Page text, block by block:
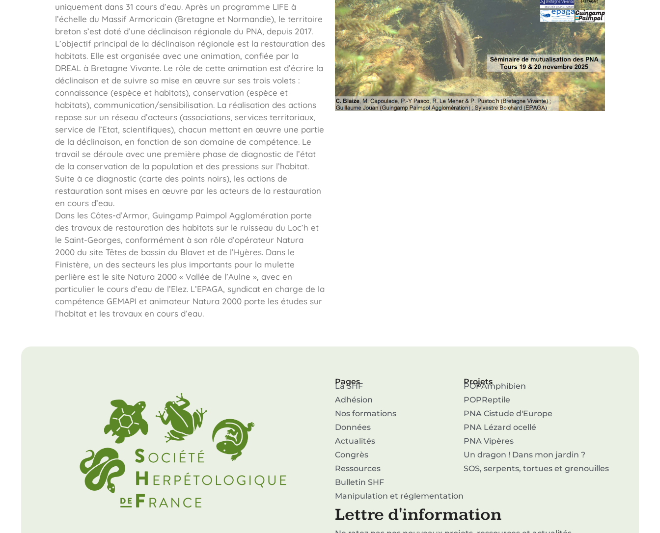
uniquement dans 31 cours d’eau. Après un programme LIFE à
l’échelle du Massif Armoricain (Bretagne et Normandie), le territoire
breton s’est doté d’une déclinaison régionale du PNA, depuis 2017.
L’objectif principal de la déclinaison régionale est la restauration des
habitats. Elle est organisée avec une animation, confiée par la
DREAL à Bretagne Vivante. Le rôle de cette animation est d’écrire la
déclinaison et de suivre sa mise en œuvre sur ses trois volets :
connaissance (espèce et habitats), conservation (espèce et
habitats), communication/sensibilisation. La réalisation des actions
repose sur un réseau d’acteurs (associations, services territoriaux,
service de l’Etat, scientifiques), chacun mettant en œuvre une partie
de la déclinaison, en fonction de son domaine de compétence. Le
travail se déroule avec une première phase de diagnostic de l’état
de la conservation de la population et des pressions sur l’habitat.
Suite à ce diagnostic (carte des points noirs), les actions de
restauration sont mises en œuvre par les acteurs de la restauration
en cours d’eau.
Dans les Côtes-d’Armor, Guingamp Paimpol Agglomération porte
des travaux de restauration des habitats sur le ruisseau du Loc’h et
le Saint-Georges, conformément à son rôle d’opérateur Natura
2000 du site Têtes de bassin du Blavet et de l’Hyères. Dans le
Finistère, un des secteurs les plus importants pour la mulette
perlière est le site Natura 2000 « Vallée de l’Aulne », avec en
particulier le cours d’eau de l’Elez. L’EPAGA, syndicat en charge de la
compétence GEMAPI et animateur Natura 2000 porte les études sur
l’habitat et les travaux en cours d’eau.
Pages
La SHF
Adhésion
Nos formations
Données
Actualités
Congrès
Ressources
Bulletin SHF
Manipulation et réglementation
Projets
POPAmphibien
POPReptile
PNA Cistude d'Europe
PNA Lézard ocellé
PNA Vipères
Un dragon ! Dans mon jardin ?
SOS, serpents, tortues et grenouilles
Lettre d'information